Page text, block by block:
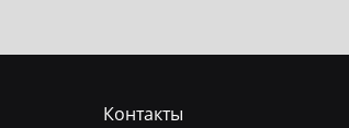
Контакты